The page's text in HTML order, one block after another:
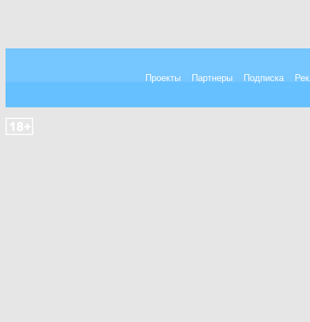
Проекты Партнеры Подписка